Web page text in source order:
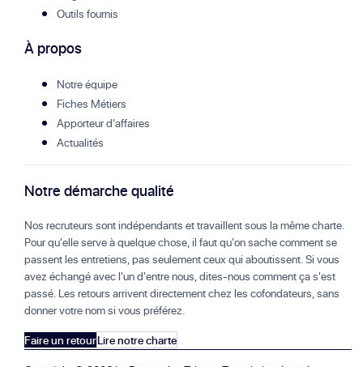
Outils fournis
À propos
Notre équipe
Fiches Métiers
Apporteur d'affaires
Actualités
Notre démarche qualité
Nos recruteurs sont indépendants et travaillent sous la même charte.
Pour qu'elle serve à quelque chose, il faut qu'on sache comment se
passent les entretiens, pas seulement ceux qui aboutissent. Si vous
avez échangé avec l'un d'entre nous, dites-nous comment ça s'est
passé. Les retours arrivent directement chez les cofondateurs, sans
donner votre nom si vous préférez.
Faire un retourLire notre charte